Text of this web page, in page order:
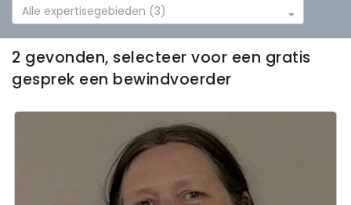
Alle expertisegebieden (3)
2 gevonden, selecteer voor een gratis
gesprek een bewindvoerder